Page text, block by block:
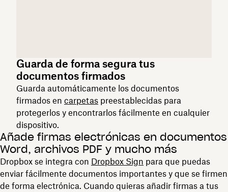
Guarda de forma segura tus
documentos firmados
Guarda automáticamente los documentos
firmados en carpetas preestablecidas para
protegerlos y encontrarlos fácilmente en cualquier
dispositivo.
​​Añade firmas electrónicas en documentos
Word, archivos PDF y mucho más
Dropbox se integra con Dropbox Sign para que puedas
enviar fácilmente documentos importantes y que se firmen
de forma electrónica. Cuando quieras añadir firmas a tus